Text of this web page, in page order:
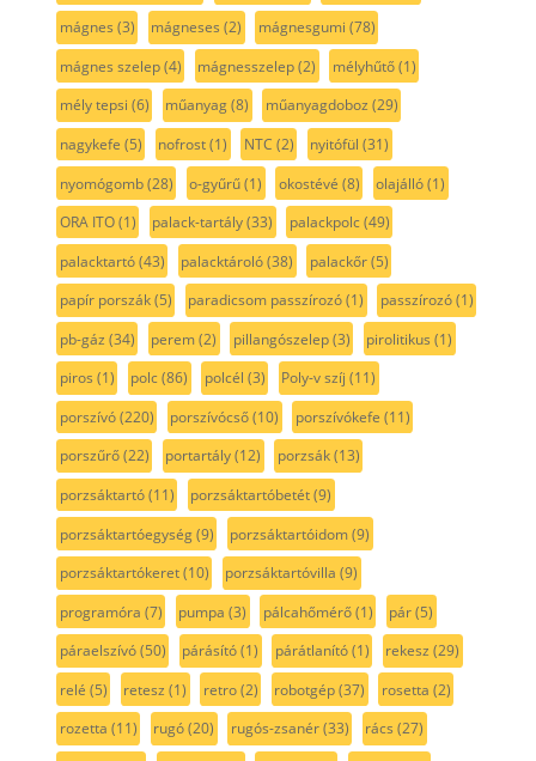
mágnes (3) mágneses (2) mágnesgumi (78)
mágnes szelep(4) mágnesszelep(2) mélyhűtő(1)
mély tepsi (6) műanyag(8) műanyagdoboz (29)
nagykefe (5) nofrost(1) NTC (2) nyitófül (31)
nyomógomb(28) o-gyűrű(1) okostévé (8) olajálló(1)
ORA ITO(1) palack-tartály(33) palackpolc(49)
palacktartó(43) palacktároló(38) palackőr(5)
papír porszák(5) paradicsom passzírozó(1) passzírozó(1)
pb-gáz (34) perem(2) pillangószelep(3) pirolitikus (1)
piros (1) polc(86) polcél (3) Poly-v szíj (11)
porszívó(220) porszívócső(10) porszívókefe (11)
porszűrő(22) portartály(12) porzsák(13)
porzsáktartó(11) porzsáktartóbetét(9)
porzsáktartóegység(9) porzsáktartóidom(9)
porzsáktartókeret(10) porzsáktartóvilla (9)
programóra (7) pumpa (3) pálcahőmérő(1) pár(5)
páraelszívó(50) párásító(1) párátlanító(1) rekesz (29)
relé (5) retesz (1) retro(2) robotgép(37) rosetta (2)
rozetta (11) rugó(20) rugós-zsanér(33) rács (27)